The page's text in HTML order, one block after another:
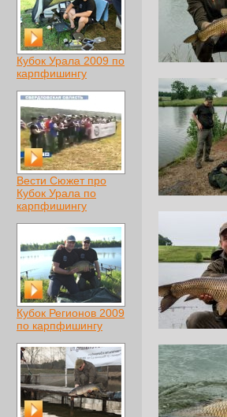
Кубок Урала 2009 по
карпфишингу
Вести Сюжет про
Кубок Урала по
карпфишингу
Кубок Регионов 2009
по карпфишингу